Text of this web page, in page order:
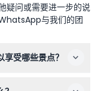
疑问或需要进一步的说
与我们的团
受哪些景点？